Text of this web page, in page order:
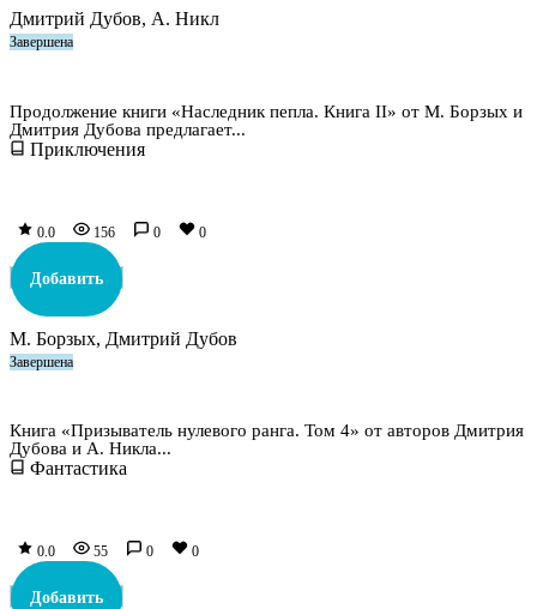
Дмитрий Дубов, А. Никл
Завершена
Продолжение книги «Наследник пепла. Книга II» от М. Борзых и
Дмитрия Дубова предлагает...
Приключения
0.0 156 0 0
Добавить
М. Борзых, Дмитрий Дубов
Завершена
Книга «Призыватель нулевого ранга. Том 4» от авторов Дмитрия
Дубова и А. Никла...
Фантастика
0.0 55 0 0
Добавить